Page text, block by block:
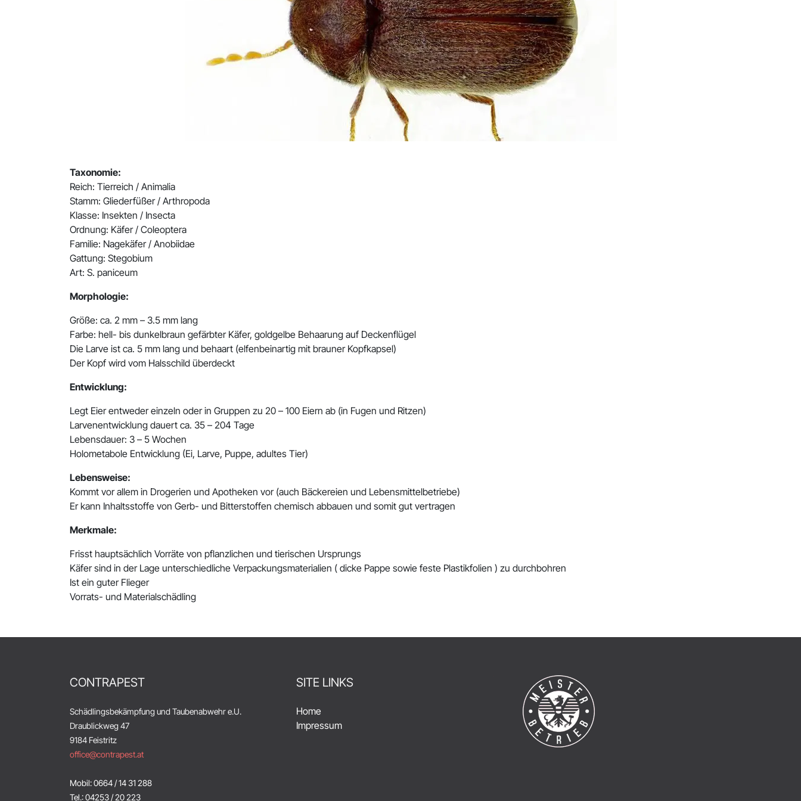
Taxonomie:
Reich: Tierreich / Animalia
Stamm: Gliederfüßer / Arthropoda
Klasse: Insekten / Insecta
Ordnung: Käfer / Coleoptera
Familie: Nagekäfer / Anobiidae
Gattung: Stegobium
Art: S. paniceum
Morphologie:
Größe: ca. 2 mm – 3.5 mm lang
Farbe: hell- bis dunkelbraun gefärbter Käfer, goldgelbe Behaarung auf Deckenflügel
Die Larve ist ca. 5 mm lang und behaart (elfenbeinartig mit brauner Kopfkapsel)
Der Kopf wird vom Halsschild überdeckt
Entwicklung:
Legt Eier entweder einzeln oder in Gruppen zu 20 – 100 Eiern ab (in Fugen und Ritzen)
Larvenentwicklung dauert ca. 35 – 204 Tage
Lebensdauer: 3 – 5 Wochen
Holometabole Entwicklung (Ei, Larve, Puppe, adultes Tier)
Lebensweise:
Kommt vor allem in Drogerien und Apotheken vor (auch Bäckereien und Lebensmittelbetriebe)
Er kann Inhaltsstoffe von Gerb- und Bitterstoffen chemisch abbauen und somit gut vertragen
Merkmale:
Frisst hauptsächlich Vorräte von pflanzlichen und tierischen Ursprungs
Käfer sind in der Lage unterschiedliche Verpackungsmaterialien ( dicke Pappe sowie feste Plastikfolien ) zu durchbohren
Ist ein guter Flieger
Vorrats- und Materialschädling
CONTRAPEST
Schädlingsbekämpfung und Taubenabwehr e.U.
Draublickweg 47
9184 Feistritz
office@contrapest.at
Mobil: 0664 / 14 31 288
Tel.: 04253 / 20 223
SITE LINKS
Home
Impressum